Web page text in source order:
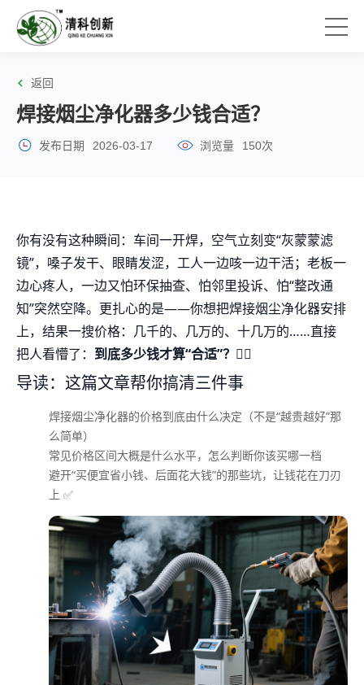
返回
焊接烟尘净化器多少钱合适？
发布日期 2026-03-17 浏览量 150次
你有没有这种瞬间：车间一开焊，空气立刻变“灰蒙蒙滤
镜”，嗓子发干、眼睛发涩，工人一边咳一边干活；老板一
边心疼人，一边又怕环保抽查、怕邻里投诉、怕“整改通
知”突然空降。更扎心的是——你想把焊接烟尘净化器安排
上，结果一搜价格：几千的、几万的、十几万的……直接
把人看懵了： 到底多少钱才算“合适”？ 😵‍💫
导读：这篇文章帮你搞清三件事
焊接烟尘净化器的价格到底由什么决定（不是“越贵越好”那
么简单）
常见价格区间大概是什么水平，怎么判断你该买哪一档
避开“买便宜省小钱、后面花大钱”的那些坑，让钱花在刀刃
上 ✅